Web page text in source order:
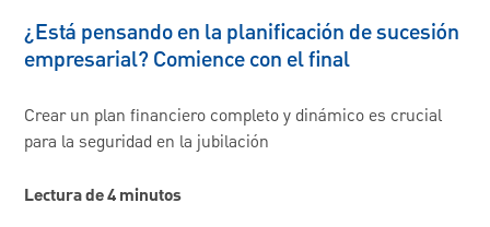
¿Está pensando en la planificación de sucesión
empresarial? Comience con el final
Crear un plan financiero completo y dinámico es crucial
para la seguridad en la jubilación
Lectura de 4 minutos